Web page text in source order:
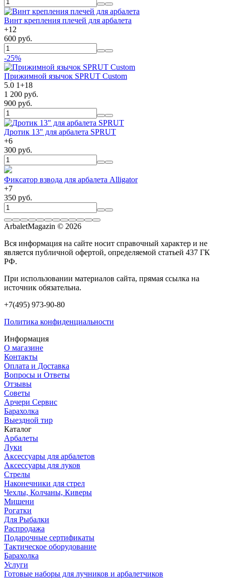
Винт крепления плечей для арбалета
+12
600 руб.
-25%
Прижимной язычок SPRUT Custom
5.0 1+18
1 200 руб.
900 руб.
Дротик 13" для арбалета SPRUT
+6
300 руб.
Фиксатор взвода для арбалета Alligator
+7
350 руб.
ArbaletMagazin © 2026
Вся информация на сайте носит справочный характер и не
является публичной офертой, определяемой статьей 437 ГК
РФ.
При использовании материалов сайта, прямая ссылка на
источник обязательна.
+7(495) 973-90-80
Политика конфиденциальности
Информация
О магазине
Контакты
Оплата и Доставка
Вопросы и Ответы
Отзывы
Советы
Арчери Сервис
Барахолка
Выездной тир
Каталог
Арбалеты
Луки
Аксессуары для арбалетов
Аксессуары для луков
Стрелы
Наконечники для стрел
Чехлы, Колчаны, Киверы
Мишени
Рогатки
Для Рыбалки
Распродажа
Подарочные сертификаты
Тактическое оборудование
Барахолка
Услуги
Готовые наборы для лучников и арбалетчиков